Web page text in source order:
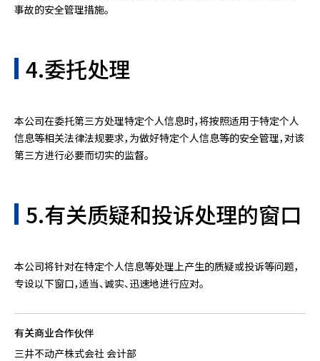
事故的安全管理措施。
4.委托处理
本公司在委托第三方处理特定个人信息时，将按照适用于特定个人
信息等相关法律法规要求，为做好特定个人信息等的安全管理，对该
第三方进行必要而切实的监督。
5.有关质疑和投诉处理的窗口
本公司将针对在特定个人信息等处理上产生的质疑或投诉等问题，
专设以下窗口，适当、诚实、迅速地进行应对。
有关商业合作伙伴
三井不动产株式会社 会计部